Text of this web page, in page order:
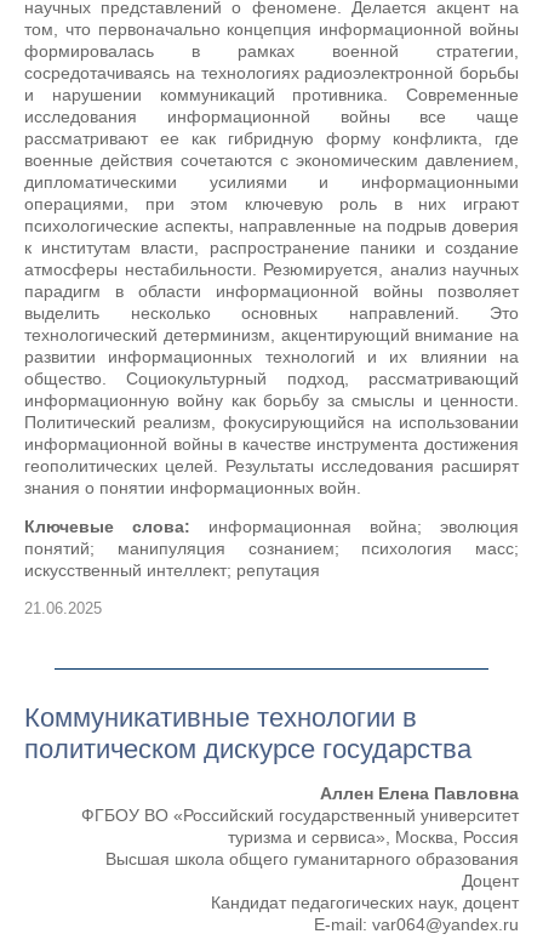
научных представлений о феномене. Делается акцент на
том, что первоначально концепция информационной войны
формировалась в рамках военной стратегии,
сосредотачиваясь на технологиях радиоэлектронной борьбы
и нарушении коммуникаций противника. Современные
исследования информационной войны все чаще
рассматривают ее как гибридную форму конфликта, где
военные действия сочетаются с экономическим давлением,
дипломатическими усилиями и информационными
операциями, при этом ключевую роль в них играют
психологические аспекты, направленные на подрыв доверия
к институтам власти, распространение паники и создание
атмосферы нестабильности. Резюмируется, анализ научных
парадигм в области информационной войны позволяет
выделить несколько основных направлений. Это
технологический детерминизм, акцентирующий внимание на
развитии информационных технологий и их влиянии на
общество. Социокультурный подход, рассматривающий
информационную войну как борьбу за смыслы и ценности.
Политический реализм, фокусирующийся на использовании
информационной войны в качестве инструмента достижения
геополитических целей. Результаты исследования расширят
знания о понятии информационных войн.
Ключевые слова: информационная война; эволюция
понятий; манипуляция сознанием; психология масс;
искусственный интеллект; репутация
21.06.2025
Коммуникативные технологии в
политическом дискурсе государства
Аллен Елена Павловна
ФГБОУ ВО «Российский государственный университет
туризма и сервиса», Москва, Россия
Высшая школа общего гуманитарного образования
Доцент
Кандидат педагогических наук, доцент
Е-mail: var064@yandex.ru